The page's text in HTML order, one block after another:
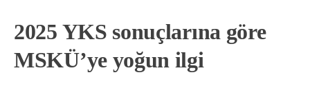
2025 YKS sonuçlarına göre
MSKÜ’ye yoğun ilgi